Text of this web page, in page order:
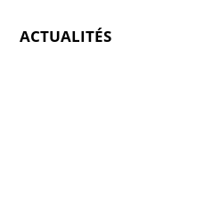
ACTUALITÉS